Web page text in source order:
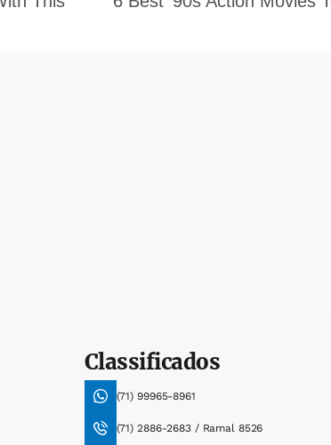
Classificados
(71) 99965-8961
(71) 2886-2683 / Ramal 8526